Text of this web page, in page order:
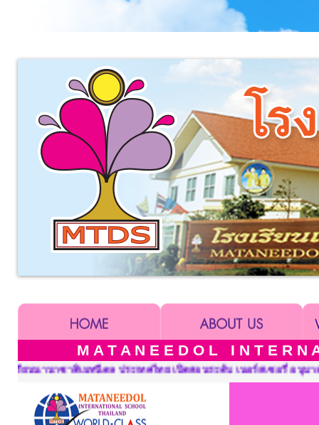
M A T A N E E D O L I N T E R
เนอร์สเซอรี่ อนุบาล ประถมศึกษาและมัธยมศึกษา ::: Mataneedol